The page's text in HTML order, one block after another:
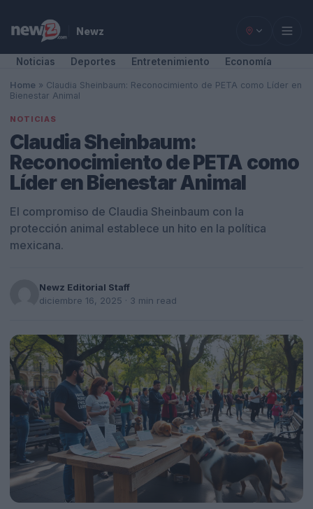
Newz
Noticias Deportes Entretenimiento Economía
Home » Claudia Sheinbaum: Reconocimiento de PETA como Líder en
Bienestar Animal
NOTICIAS
Claudia Sheinbaum:
Reconocimiento de PETA como
Líder en Bienestar Animal
El compromiso de Claudia Sheinbaum con la
protección animal establece un hito en la política
mexicana.
Newz Editorial Staff
diciembre 16, 2025 · 3 min read